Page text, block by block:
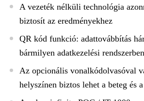
A vezeték nélküli technológia
biztosít az eredményekhez
QR kód funkció: adattovábbítás
bármilyen adatkezelési rendszerben
Az opcionális vonalkódolvasóval
helyszínen biztos lehet a beteg és